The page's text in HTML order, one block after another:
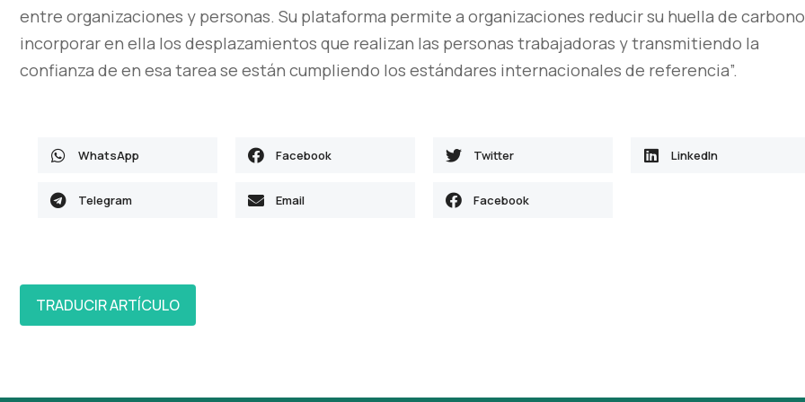
entre organizaciones y personas. Su plataforma permite a organizaciones reducir su huella de
incorporar en ella los desplazamientos que realizan las personas trabajadoras y transmitiendo la
confianza de en esa tarea se están cumpliendo los estándares internacionales de referencia”.
WhatsApp Facebook Twitter LinkedIn
Telegram Email Facebook
TRADUCIR ARTÍCULO